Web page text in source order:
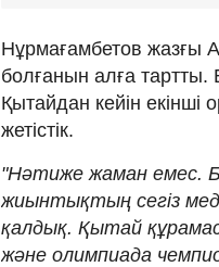
Нұрмағамбетов жазғы
болғанын алға тартты.
Қытайдан кейін
жетістік.
"Нәтиже жаман емес.
жиынтықтың сегіз
қалдық. Қытай
және олимпиада